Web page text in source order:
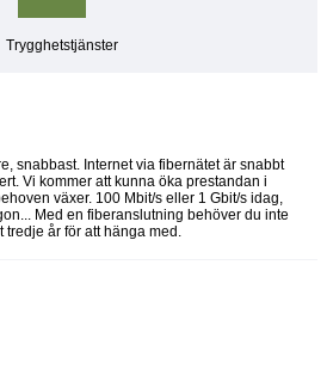
Trygghetstjänster
snabbast. Internet via fibernätet är snabbt
Vi kommer att kunna öka prestandan i
växer. 100 Mbit/s eller 1 Gbit/s idag,
Med en fiberanslutning behöver du inte
tredje år för att hänga med.